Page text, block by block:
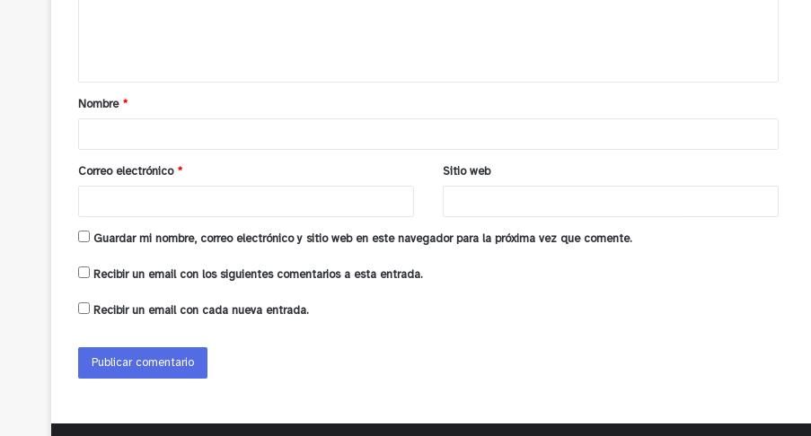
a
r
*
Nombre *
Correo electrónico * Sitio web
Guardar mi nombre, correo electrónico y sitio web en este navegador para la próxima vez que comente.
Recibir un email con los siguientes comentarios a esta entrada.
Recibir un email con cada nueva entrada.